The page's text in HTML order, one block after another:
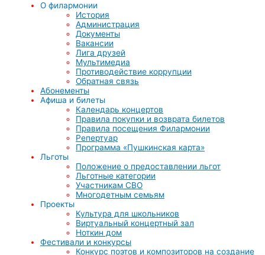
О филармонии
История
Администрация
Документы
Вакансии
Лига друзей
Мультимедиа
Противодействие коррупции
Обратная связь
Абонементы
Афиша и билеты
Календарь концертов
Правила покупки и возврата билетов
Правила посещения Филармонии
Репертуар
Программа «Пушкинская карта»
Льготы
Положение о предоставлении льгот
Льготные категории
Участникам СВО
Многодетным семьям
Проекты
Культура для школьников
Виртуальный концертный зал
Ноткин дом
Фестивали и конкурсы
Конкурс поэтов и композиторов на создание